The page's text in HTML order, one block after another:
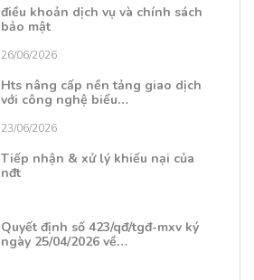
điều khoản dịch vụ và chính sách
bảo mật
26/06/2026
Hts nâng cấp nền tảng giao dịch
với công nghệ biểu…
23/06/2026
Tiếp nhận & xử lý khiếu nại của
nđt
Quyết định số 423/qđ/tgđ-mxv ký
ngày 25/04/2026 về…